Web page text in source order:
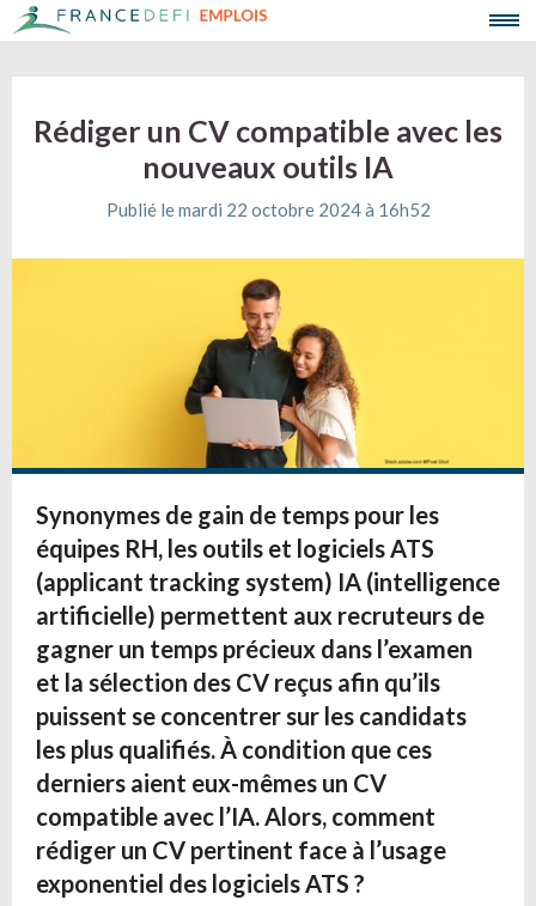
Rédiger un CV compatible avec les
nouveaux outils IA
Publié le mardi 22 octobre 2024 à 16h52
Synonymes de gain de temps pour les
équipes RH, les outils et logiciels ATS
(applicant tracking system) IA (intelligence
artificielle) permettent aux recruteurs de
gagner un temps précieux dans l’examen
et la sélection des CV reçus afin qu’ils
puissent se concentrer sur les candidats
les plus qualifiés. À condition que ces
derniers aient eux-mêmes un CV
compatible avec l’IA. Alors, comment
rédiger un CV pertinent face à l’usage
exponentiel des logiciels ATS ?